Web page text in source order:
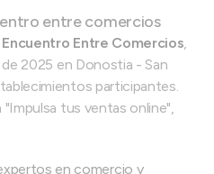
entre comercios
Encuentro Entre Comercios
2025 en Donostia - San
participantes.
tus ventas online",
en comercio y